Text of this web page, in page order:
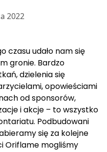
2022
czasu udało nam się
gronie. Bardzo
dzielenia się
opowieściami
od sponsorów,
i akcje – to wszystko
Podbudowani
się za kolejne
Oriflame mogliśmy